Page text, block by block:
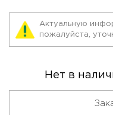
Актуальную
пожалуйста,
Нет в